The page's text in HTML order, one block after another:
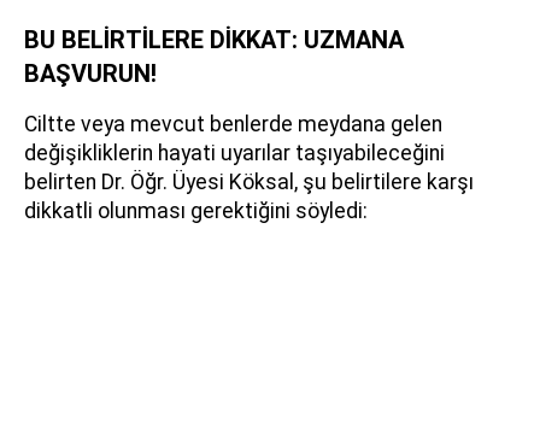
BU BELİRTİLERE DİKKAT: UZMANA
BAŞVURUN!
Ciltte veya mevcut benlerde meydana gelen
değişikliklerin hayati uyarılar taşıyabileceğini
belirten Dr. Öğr. Üyesi Köksal, şu belirtilere karşı
dikkatli olunması gerektiğini söyledi: